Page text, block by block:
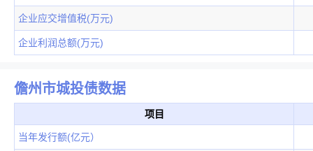
企业应交增值税(万元)
企业利润总额(万元)
儋州市城投债数据
项目
当年发行额(亿元）